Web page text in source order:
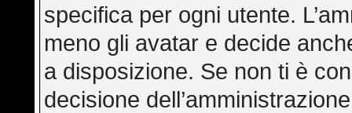
specifica per ogni utente.
meno gli avatar e decide
a disposizione. Se non ti è
decisione